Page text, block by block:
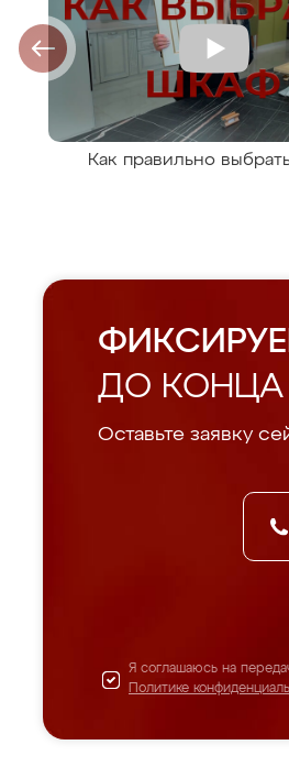
Как правильно
ДО КОНЦА
Оставьте заявку
Я соглашаюсь на
Политике